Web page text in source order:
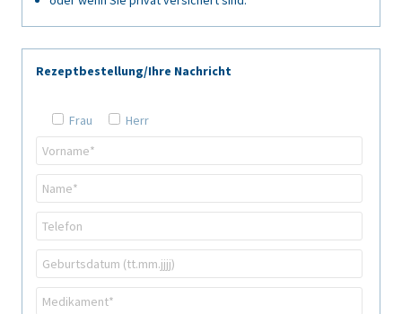
Rezeptbestellung/Ihre Nachricht
Frau Herr